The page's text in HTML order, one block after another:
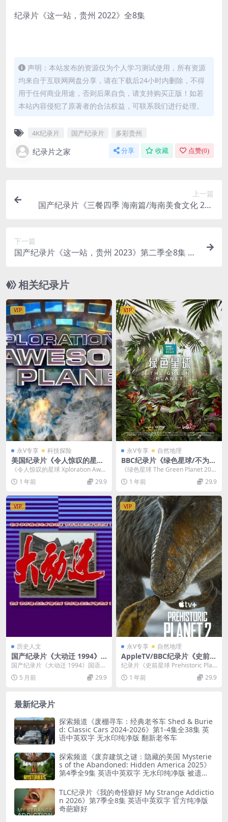
纪录片《这一站，贵州 2022》全8集
声明：本站发布的资源仅为个人学习测试使用，所有资源
均来自于互联网网盘分享，请在下载后24小时内删除，不得
用于任何商业用途，否则后果自负，请支持购买正版！如若
本站内容侵犯了原著者的合法权益，可联系我们进行处理。
4K纪录片 国产纪录片 多彩贵州
纪录片之家 分享 收藏 点赞(0)
上一篇
国产纪录片《三餐四季 海南篇/海南美食文化 202
下一篇
国产纪录片《这一站，贵州 2023》第二季全8集 国
相关纪录片
VIP
永V专享 科技探险
美国纪录片《令人惊叹的星球/
地球最壮观的地方 Xploratio
n Awesome Planet 2014-20
20》第1-6季全73集 英语中英
0P/MKV/125G
《令人惊叹的星球 Xploration Awe
some Planet 2014 ...
1 年前 29.9
VIP
永V专享 自然地理
BBC纪录片《绿色星球/不为人
知的植物世界 The Green Pla
net 2022》全5集 国英双语中
英双字 4K高清/MP4/38.5G
《绿色星球 The Green Planet 202
2》：探索隐秘的植物世界 《...
1 年前 29.9
VIP
历史人文
国产纪录片《大动迁 1994》
国语中字 高清/MP4/171M 搬
迁户安置纪录片
国产纪录片《大动迁 1994》国语中
字 高清 / MP4/171M 搬迁户安置
纪...5 月前 29.9
VIP
永V专享 自然地理
AppleTV/BBC纪录片《史前星
球/史前世界 Prehistoric Pla
net 2023》第二季全5集 英语
多国字幕 官方纯净版 4K高清/
纪录片《史前星球 Prehistoric Plan
et 2023》第二季全5集 ...
1 年前 29.9
最新纪录片
探索频道《废棚寻车：经典老爷车 Shed & Burie
d: Classic Cars 2024-2026》第1-4集全38集 英
语中英双字 无水印纯净版 翻新老爷车
探索频道《废弃建筑之谜：隐藏的美国 Mysterie
s of the Abandoned: Hidden America 2025》
第4季全9集 英语中英双字 无水印纯净版 被遗弃
TLC纪录片《我的奇怪癖好 My Strange Addictio
n 2026》第7季全8集 英语中英双字 官方纯净版
奇葩癖好